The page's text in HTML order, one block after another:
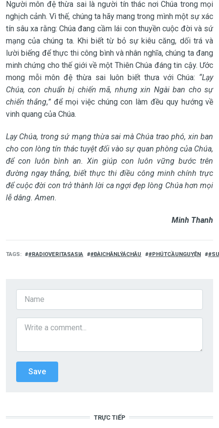
Người môn đệ thừa sai là người tín thác nơi Chúa trong mọi
nghịch cảnh. Vì thế, chúng ta hãy mang trong mình một sự xác
tín sâu xa rằng: Chúa đang cầm lái con thuyền cuộc đời và sứ
mạng của chúng ta. Khi biết từ bỏ sự kiêu căng, dối trá và
lười biếng để thực thi công bình và nhân nghĩa, chúng ta đang
minh chứng cho thế giới về một Thiên Chúa đáng tin cậy. Ước
mong mỗi môn đệ thừa sai luôn biết thưa với Chúa: “Lạy
Chúa, con chuẩn bị chiến mã, nhưng xin Ngài ban cho sự
chiến thắng,” để mọi việc chúng con làm đều quy hướng về
vinh quang của Chúa.
Lạy Chúa, trong sứ mạng thừa sai mà Chúa trao phó, xin ban
cho con lòng tín thác tuyệt đối vào sự quan phòng của Chúa,
để con luôn bình an. Xin giúp con luôn vững bước trên
đường ngay thẳng, biết thực thi điều công minh chính trực
để cuộc đời con trở thành lời ca ngợi đẹp lòng Chúa hơn mọi
lễ dâng. Amen.
Minh Thanh
TAGS #RADIOVERITASASIA #ĐÀICHÂNLÝÁCHÂU #PHÚTCẦUNGUYỆN
TRỰC TIẾP